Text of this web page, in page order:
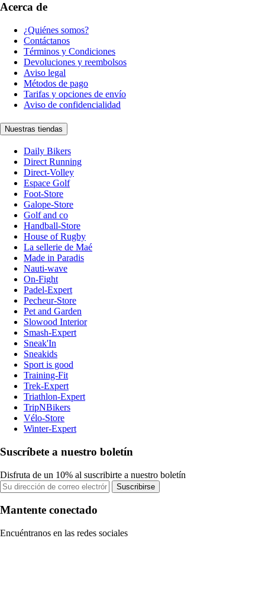
Acerca de
¿Quiénes somos?
Contáctanos
Términos y Condiciones
Devoluciones y reembolsos
Aviso legal
Métodos de pago
Tarifas y opciones de envío
Aviso de confidencialidad
Nuestras tiendas
Daily Bikers
Direct Running
Direct-Volley
Espace Golf
Foot-Store
Galope-Store
Golf and co
Handball-Store
House of Rugby
La sellerie de Maé
Made in Paradis
Nauti-wave
On-Fight
Padel-Expert
Pecheur-Store
Pet and Garden
Slowood Interior
Smash-Expert
Sneak'In
Sneakids
Sport is good
Training-Fit
Trek-Expert
Triathlon-Expert
TripNBikers
Vélo-Store
Winter-Expert
Suscríbete a nuestro boletín
Disfruta de un 10% al suscribirte a nuestro boletín
Suscribirse
Mantente conectado
Encuéntranos en las redes sociales